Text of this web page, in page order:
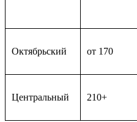
Октябрьский от 170
Центральный 210+